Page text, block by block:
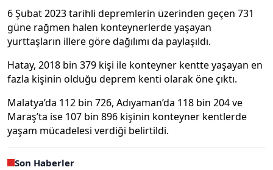
6 Şubat 2023 tarihli depremlerin üzerinden geçen 731
güne rağmen halen konteynerlerde yaşayan
yurttaşların illere göre dağılımı da paylaşıldı.
Hatay, 2018 bin 379 kişi ile konteyner kentte yaşayan en
fazla kişinin olduğu deprem kenti olarak öne çıktı.
Malatya’da 112 bin 726, Adıyaman’da 118 bin 204 ve
Maraş’ta ise 107 bin 896 kişinin konteyner kentlerde
yaşam mücadelesi verdiği belirtildi.
Son Haberler